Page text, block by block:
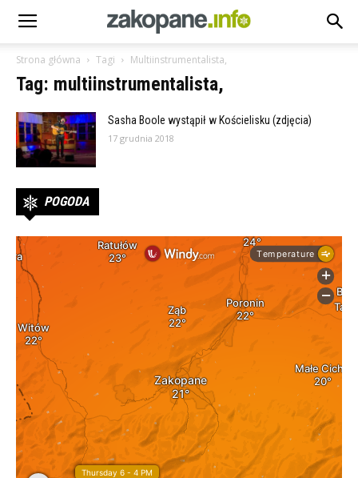
Strona główna Tagi Multiinstrumentalista,
Tag: multiinstrumentalista,
Sasha Boole wystąpił w Kościelisku (zdjęcia)
17 grudnia 2018
POGODA